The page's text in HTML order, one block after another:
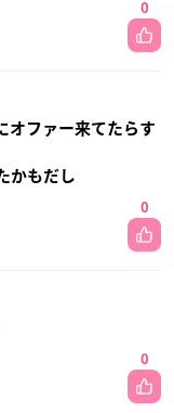
0
オファー来てたらす
かもだし
0
0